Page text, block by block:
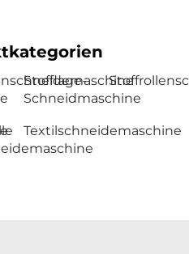
Stofflage-
Schneidmaschine
Textilschneidemaschine